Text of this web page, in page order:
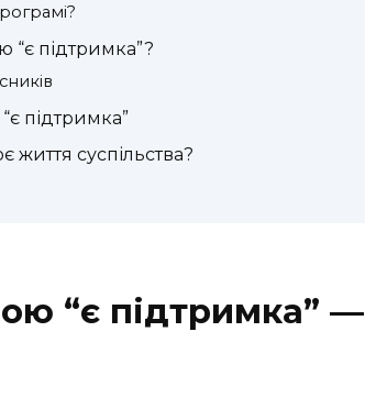
“є підтримка”?
підтримка”
життя суспільства?
“є підтримка” —